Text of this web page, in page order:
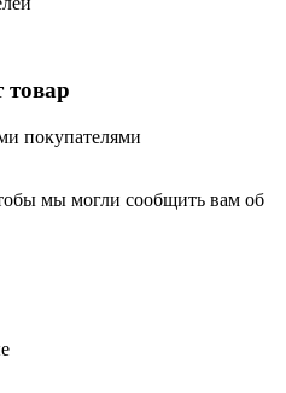
товар
покупателями
мы могли сообщить вам об